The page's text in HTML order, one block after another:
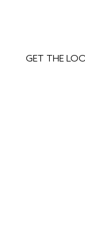
GET THE